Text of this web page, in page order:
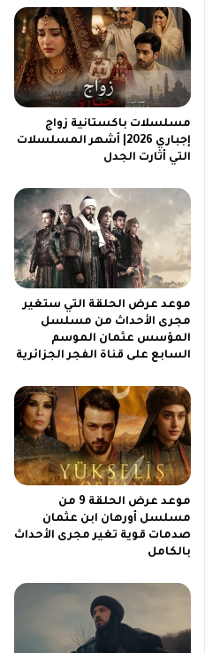
h
ج
ا
ا
ك
س
ي
و
ت
ش
4
ق
ب
ل
ا
ل
ت
ق
ف
ا
ل
ن
ئ
ي
م
2
0
0
م
ي
ا
ب
س
ل
ف
ي
س
ل
ة
R
e
a
l
e
1
6
r
مسلسلات باكستانية زواج
إجباري 2026| أشهر المسلسلات
التي أثارت الجدل
موعد عرض الحلقة التي ستغير
مجرى الأحداث من مسلسل
المؤسس عثمان الموسم
السابع على قناة الفجر الجزائرية
موعد عرض الحلقة 9 من
مسلسل أورهان ابن عثمان
صدمات قوية تغير مجرى الأحداث
بالكامل